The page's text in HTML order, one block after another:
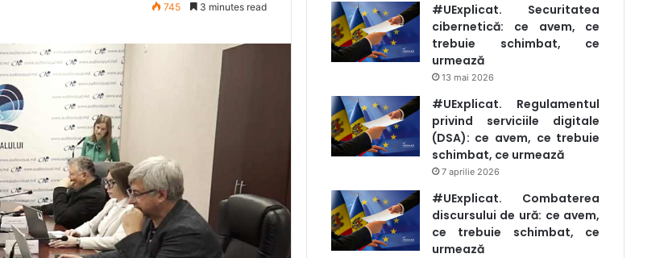
745 3 minutes read
#UExplicat. Securitatea
cibernetică: ce avem, ce
trebuie schimbat, ce
urmează
13 mai 2026
#UExplicat. Regulamentul
privind serviciile digitale
(DSA): ce avem, ce trebuie
schimbat, ce urmează
7 aprilie 2026
#UExplicat. Combaterea
discursului de ură: ce avem,
ce trebuie schimbat, ce
urmează